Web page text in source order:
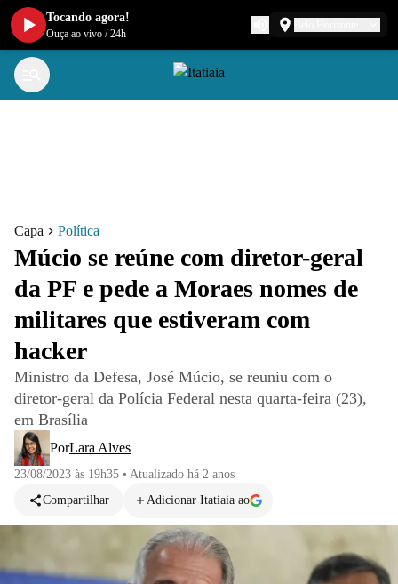
Capa Política
Múcio se reúne com diretor-geral
da PF e pede a Moraes nomes de
militares que estiveram com
hacker
Ministro da Defesa, José Múcio, se reuniu com o
diretor-geral da Polícia Federal nesta quarta-feira (23),
em Brasília
PorLara Alves
23/08/2023 às 19h35 • Atualizado há 2 anos
Compartilhar
Adicionar Itatiaia ao
Tocando agora!
Ouça ao vivo /24h